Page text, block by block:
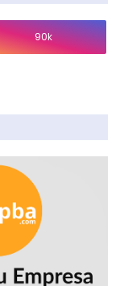
90k